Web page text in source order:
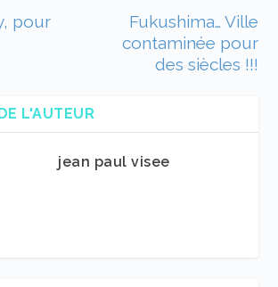
pour
Fukushima… Ville
contaminée pour
des siècles !!!
L'AUTEUR
jean paul visee